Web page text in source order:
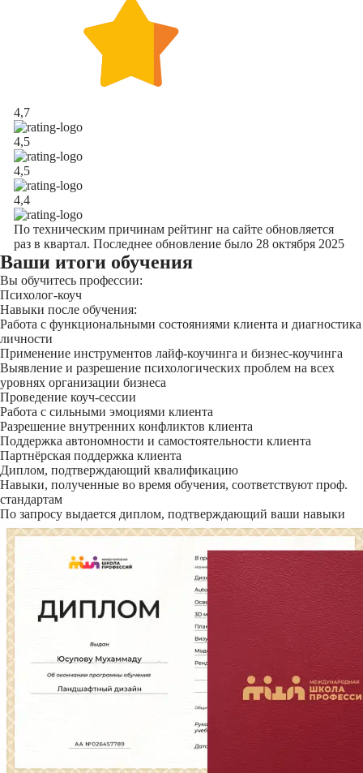
4,7
4,5
4,5
4,4
По техническим причинам рейтинг на сайте обновляется
раз в квартал. Последнее обновление было 28 октября 2025
Ваши итоги обучения
Вы обучитесь профессии:
Психолог-коуч
Навыки после обучения:
Работа с функциональными состояниями клиента и диагностика
личности
Применение инструментов лайф-коучинга и бизнес-коучинга
Выявление и разрешение психологических проблем на всех
уровнях организации бизнеса
Проведение коуч-сессии
Работа с сильными эмоциями клиента
Разрешение внутренних конфликтов клиента
Поддержка автономности и самостоятельности клиента
Партнёрская поддержка клиента
Диплом, подтверждающий квалификацию
Навыки, полученные во время обучения, соответствуют проф.
стандартам
По запросу выдается диплом, подтверждающий ваши навыки